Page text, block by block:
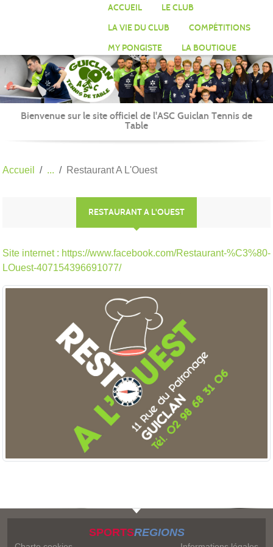
ACCUEIL
LE CLUB
LA VIE DU CLUB
COMPÉTITIONS
MY PONGISTE
LA BOUTIQUE
Bienvenue sur le site officiel de l'ASC Guiclan Tennis de
Table
Accueil Restaurant A L'Ouest
RESTAURANT A L'OUEST
Site internet : https://www.facebook.com/Restaurant-%C3%80-
LOuest-407154396691077/
SPORTSREGIONS
Panneau de gestion des cookies